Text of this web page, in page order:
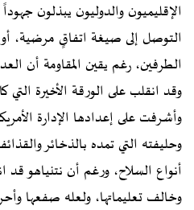
الإقليميون والدوليون يبذلون
التوصل إلى صيغة اتفاقٍ مرضية،
الطرفين، رغم يقين المقاومة أن
وقد انقلب على الورقة الأخيرة التي
وأشرفت على إعدادها الإدارة
وحليفته التي تمده بالذخائر
أنواع السلاح، ورغم أن نتنياهو
وخالف تعليماتها، ولعله صفعها